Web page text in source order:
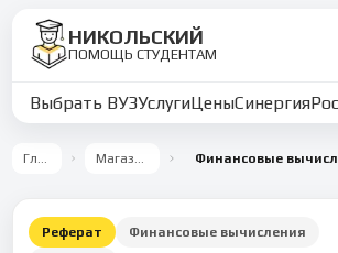
НИКОЛЬСКИЙ
ПОМОЩЬ СТУДЕНТАМ
Выбрать ВУЗУслугиЦеныСинергия
Главная Магазин работ
Реферат
Финансовые вычисления